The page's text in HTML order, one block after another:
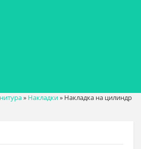
» Накладки» Накладка на цилиндр